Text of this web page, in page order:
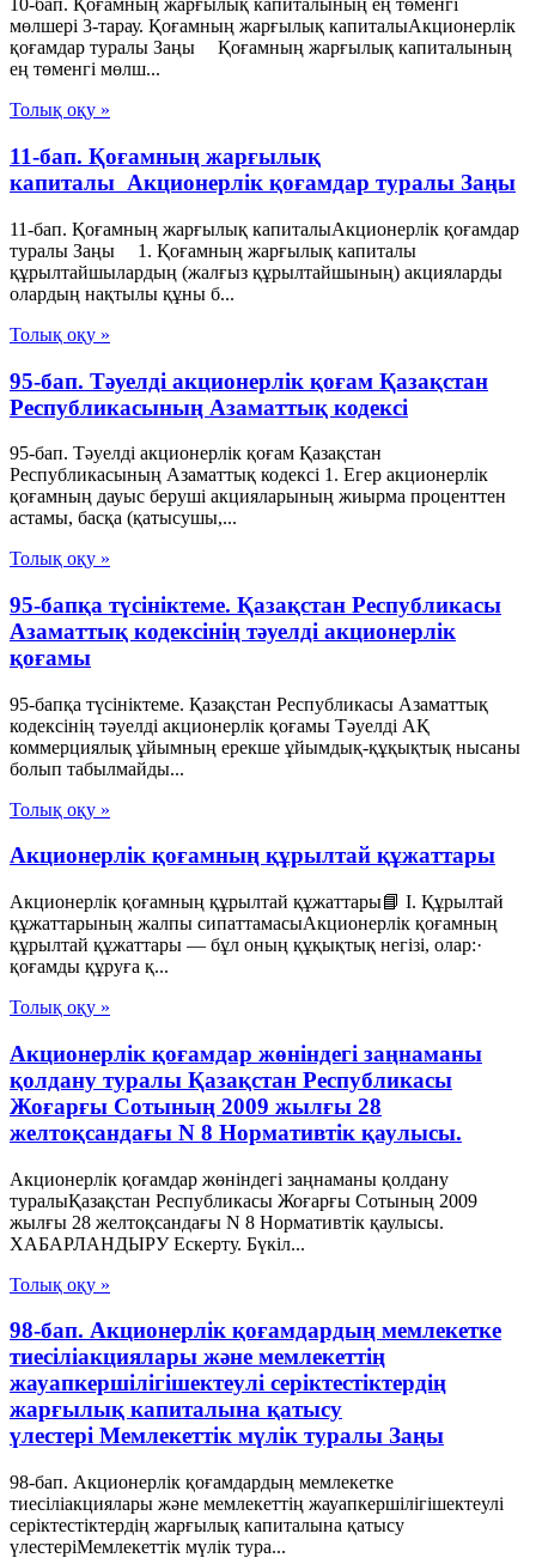
10-бап. Қоғамның жарғылық капиталының ең төменгі
мөлшері 3-тарау. Қоғамның жарғылық капиталыАкционерлік
қоғамдар туралы Заңы Қоғамның жарғылық капиталының
ең төменгі мөлш...
Толық оқу »
11-бап. Қоғамның жарғылық
капиталы Акционерлік қоғамдар туралы Заңы
11-бап. Қоғамның жарғылық капиталыАкционерлік қоғамдар
туралы Заңы 1. Қоғамның жарғылық капиталы
құрылтайшылардың (жалғыз құрылтайшының) акцияларды
олардың нақтылы құны б...
Толық оқу »
95-бап. Тәуелдi акционерлiк қоғам Қазақстан
Республикасының Азаматтық кодексi
95-бап. Тәуелдi акционерлiк қоғам Қазақстан
Республикасының Азаматтық кодексi 1. Егер акционерлiк
қоғамның дауыс берушi акцияларының жиырма проценттен
астамы, басқа (қатысушы,...
Толық оқу »
95-бапқа түсініктеме. Қазақстан Республикасы
Азаматтық кодексінің тәуелді акционерлік
қоғамы
95-бапқа түсініктеме. Қазақстан Республикасы Азаматтық
кодексінің тәуелді акционерлік қоғамы Тәуелді АҚ
коммерциялық ұйымның ерекше ұйымдық-құқықтық нысаны
болып табылмайды...
Толық оқу »
Акционерлік қоғамның құрылтай құжаттары
Акционерлік қоғамның құрылтай құжаттары📘 I. Құрылтай
құжаттарының жалпы сипаттамасыАкционерлік қоғамның
құрылтай құжаттары — бұл оның құқықтық негізі, олар:·
қоғамды құруға қ...
Толық оқу »
Акционерлік қоғамдар жөніндегі заңнаманы
қолдану туралы Қазақстан Республикасы
Жоғарғы Сотының 2009 жылғы 28
желтоқсандағы N 8 Нормативтік қаулысы.
Акционерлік қоғамдар жөніндегі заңнаманы қолдану
туралыҚазақстан Республикасы Жоғарғы Сотының 2009
жылғы 28 желтоқсандағы N 8 Нормативтік қаулысы.
ХАБАРЛАНДЫРУ Ескерту. Бүкіл...
Толық оқу »
98-бап. Акционерлік қоғамдардың мемлекетке
тиесiлiакциялары және мемлекеттiң
жауапкершiлiгiшектеулi серiктестiктердiң
жарғылық капиталына қатысу
үлестерi Мемлекеттік мүлік туралы Заңы
98-бап. Акционерлік қоғамдардың мемлекетке
тиесiлiакциялары және мемлекеттiң жауапкершiлiгiшектеулi
серiктестiктердiң жарғылық капиталына қатысу
үлестерiМемлекеттік мүлік тура...